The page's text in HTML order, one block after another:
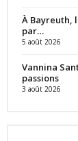
À Bayreuth,
par…
5 août 2026
Vannina
passions
3 août 2026